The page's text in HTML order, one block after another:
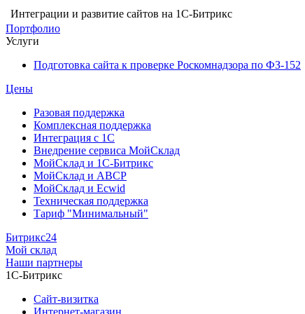
Интеграции и развитие сайтов на 1С-Битрикс
Портфолио
Услуги
Подготовка сайта к проверке Роскомнадзора по ФЗ-152
Цены
Разовая поддержка
Комплексная поддержка
Интеграция с 1С
Внедрение сервиса МойСклад
МойСклад и 1С-Битрикс
МойСклад и ABCP
МойСклад и Ecwid
Техническая поддержка
Тариф "Минимальный"
Битрикс24
Мой склад
Наши партнеры
1С-Битрикс
Сайт-визитка
Интернет-магазин